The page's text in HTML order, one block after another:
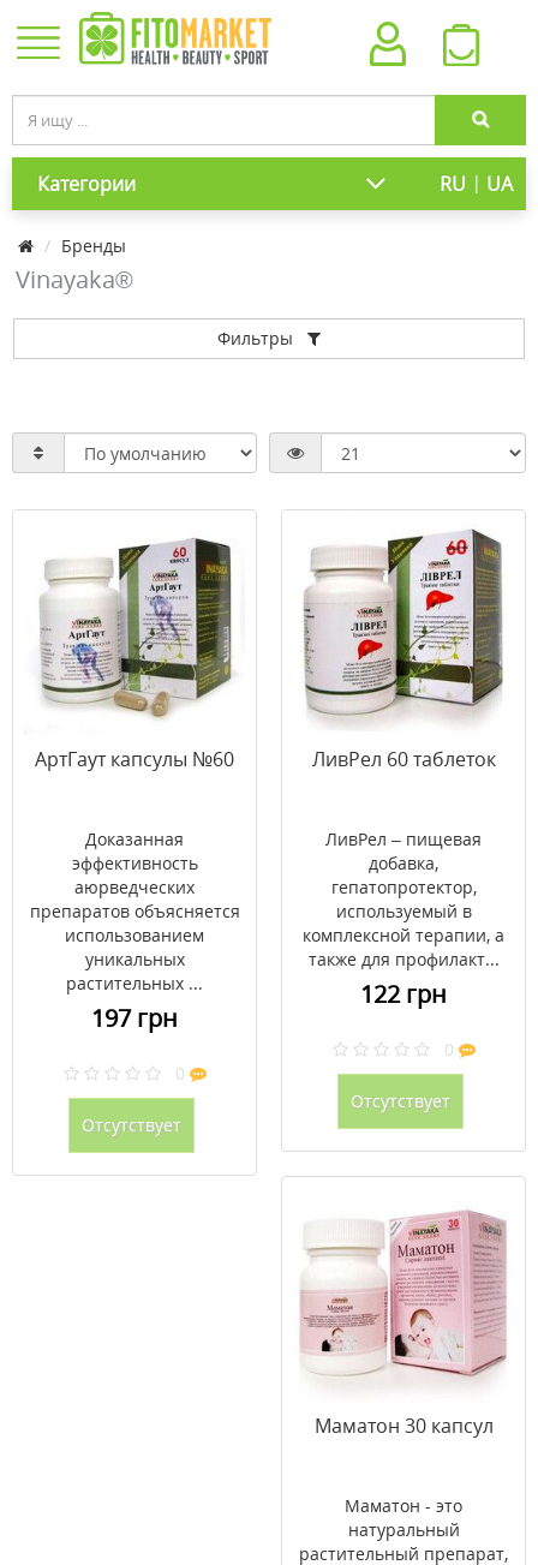
Категории RU | UA
Бренды
Vinayaka®
Фильтры
АртГаут капсулы №60
Доказанная
эффективность
аюрведческих
препаратов объясняется
использованием
уникальных
растительных ...
197 грн
0
Отсутствует
ЛивРел 60 таблеток
ЛивРел – пищевая
добавка,
гепатопротектор,
используемый в
комплексной терапии, а
также для профилакт...
122 грн
0
Отсутствует
Маматон 30 капсул
Маматон - это
натуральный
растительный препарат,